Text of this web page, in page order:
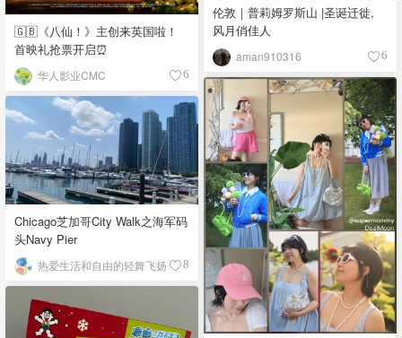
🇬🇧《八仙！》主创来英国啦！
首映礼抢票开启⏰
华人影业CMC 6
伦敦｜普莉姆罗斯山 |圣诞迁徙,
风月俏佳人
aman910316 6
Chicago芝加哥City Walk之海军码
头Navy Pier
热爱生活和自由的轻舞飞扬 8